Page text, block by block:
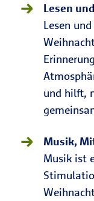
Lesen
Lesen
und hilft,
Musik,
Musik ist